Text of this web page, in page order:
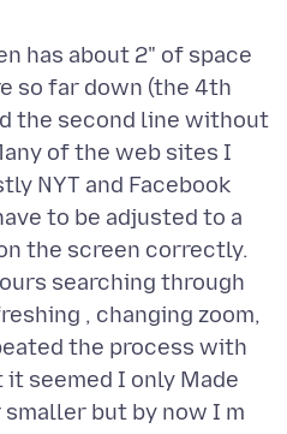
has about 2" of space
so far down (the 4th
the second line without
of the web sites I
NYT and Facebook
to be adjusted to a
the screen correctly.
searching through
, changing zoom,
the process with
seemed I only Made
but by now I m